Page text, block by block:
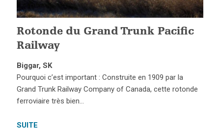
Rotonde du Grand Trunk Pacific
Railway
Biggar, SK
Pourquoi c’est important : Construite en 1909 par la
Grand Trunk Railway Company of Canada, cette rotonde
ferroviaire très bien…
SUITE